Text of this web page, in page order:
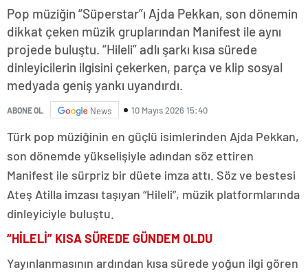
Pop müziğin “Süperstar”ı Ajda Pekkan, son dönemin
dikkat çeken müzik gruplarından Manifest ile aynı
projede buluştu. “Hileli” adlı şarkı kısa sürede
dinleyicilerin ilgisini çekerken, parça ve klip sosyal
medyada geniş yankı uyandırdı.
ABONE OL News 10 Mayıs 2026 15:40
Türk pop müziğinin en güçlü isimlerinden Ajda Pekkan,
son dönemde yükselişiyle adından söz ettiren
Manifest ile sürpriz bir düete imza attı. Söz ve bestesi
Ateş Atilla imzası taşıyan “Hileli”, müzik platformlarında
dinleyiciyle buluştu.
“HİLELİ” KISA SÜREDE GÜNDEM OLDU
Yayınlanmasının ardından kısa sürede yoğun ilgi gören